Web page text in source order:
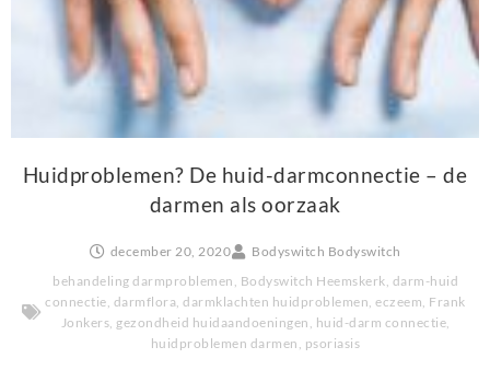
Huidproblemen? De huid-darmconnectie – de
darmen als oorzaak
december 20, 2020
Bodyswitch Bodyswitch
behandeling darmproblemen , Bodyswitch Heemskerk, darm-huid
connectie, darmflora,darmklachten huidproblemen,eczeem, Frank
Jonkers, gezondheid huidaandoeningen , huid-darm connectie,
huidproblemen darmen , psoriasis